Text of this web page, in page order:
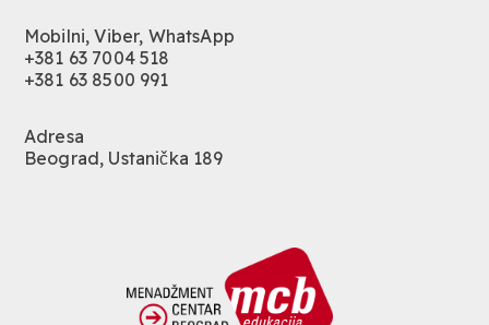
Mobilni, Viber, WhatsApp
+381 63 7004 518
+381 63 8500 991
Adresa
Beograd, Ustanička 189